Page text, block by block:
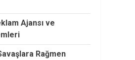
Ajansı ve
Rağmen